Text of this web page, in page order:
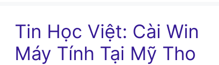
Tin Học Việt: Cài Win
Máy Tính Tại Mỹ Tho